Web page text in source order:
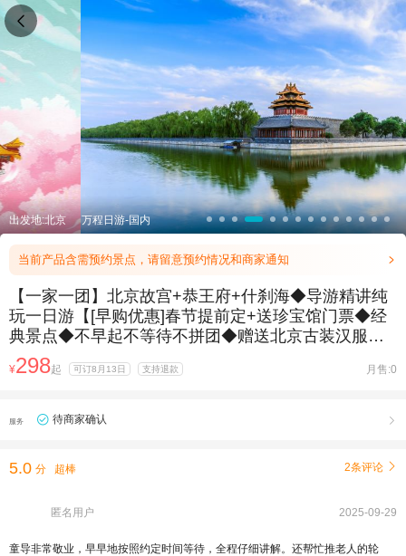
出发地:北京 万程日游-国内
当前产品含需预约景点，请留意预约情况和商家通知 
【一家一团】北京故宫+恭王府+什刹海◆导游精讲纯
玩一日游【[早购优惠]春节提前定+送珍宝馆门票◆经
典景点◆不早起不等待不拼团◆赠送北京古装汉服体
验】
¥298起 可订8月13日 支持退款 月售:0
服务 待商家确认 
5.0 分 超棒 2条评论 
匿名用户 2025-09-29
童导非常敬业，早早地按照约定时间等待，全程仔细讲解。还帮忙推老人的轮
